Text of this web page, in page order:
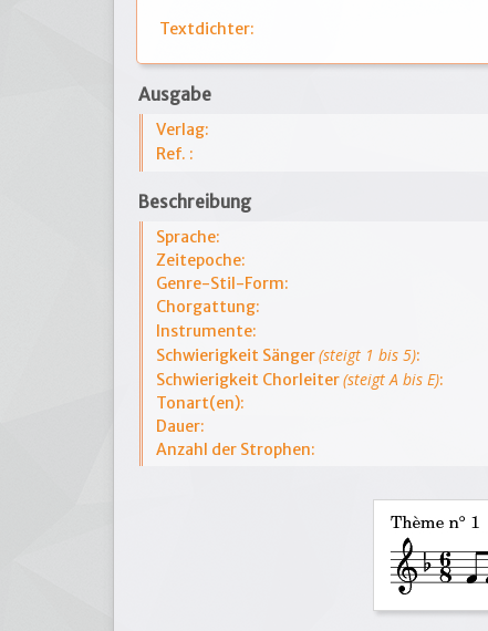
Textdichter:
Ausgabe
Verlag:
Ref. :
Beschreibung
Sprache:
Zeitepoche:
Genre-Stil-Form:
Chorgattung:
Instrumente:
Schwierigkeit Sänger(steigt 1 bis 5):
Schwierigkeit Chorleiter(steigt A bis E):
Tonart(en):
Dauer:
Anzahl der Strophen: